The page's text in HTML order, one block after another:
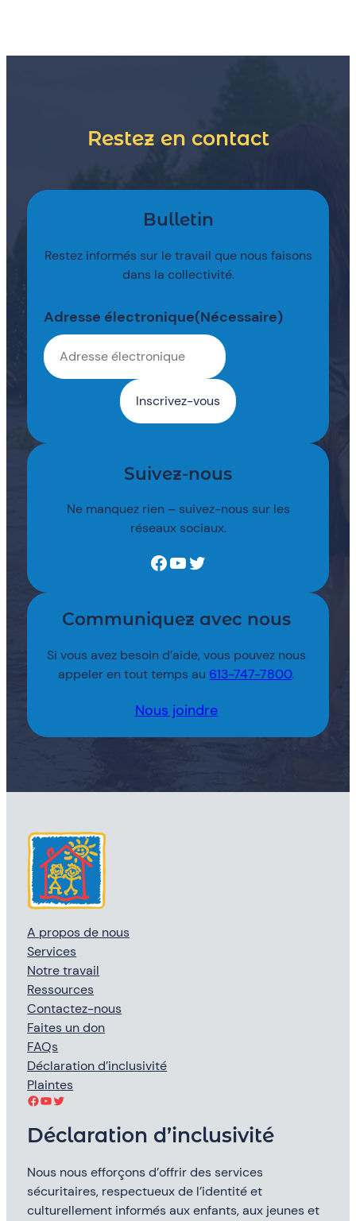
Restez en contact
Bulletin
Restez informés sur le travail que nous faisons
dans la collectivité.
Adresse électronique(Nécessaire)
Suivez-nous
Ne manquez rien – suivez-nous sur les
réseaux sociaux.
Facebook YouTube Twitter
Communiquez avec nous
Si vous avez besoin d’aide, vous pouvez nous
appeler en tout temps au 613-747-7800.
Nous joindre
A propos de nous
Services
Notre travail
Ressources
Contactez-nous
Faites un don
FAQs
Déclaration d’inclusivité
Plaintes
Facebook YouTube Twitter
Déclaration d’inclusivité
Nous nous efforçons d’offrir des services
sécuritaires, respectueux de l’identité et
culturellement informés aux enfants, aux jeunes et